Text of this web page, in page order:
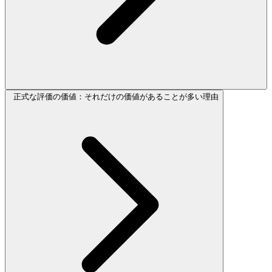
正式な評価の価値：それだけの価値があることが多い理由